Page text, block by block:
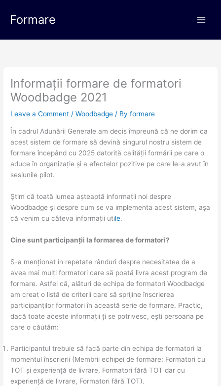
contentFormare
Informații formare de formatori
Woodbadge 2021
Leave a Comment /Woodbadge / Byformare
În cadrul Adunării Generale am decis împreună că ne dorim ca
acest sistem de formare să devină singurul nostru sistem de
formare începând cu 2025 datorită calității formării pe care o
aduce în organizație și a efectelor pozitive pe care le-a avut în
sesiunile pilot.
Știm că toată lumea așteaptă informații noi despre
Woodbadge și despre cum se va implementa acest sistem, așa
că venim cu câteva informații utile.
Cine sunt participanții la formarea de formatori?
S-a menționat în repetate rânduri despre necesitatea de a
avea mai mulți formatori care să poată livra acest program de
formare. Astfel că, alături de echipa de formatori Woodbadge
am creat o listă de criterii care să sprijine înscrierea
participanților formatori în această serie de formare. Practic,
dacă toate aceste informații ți se potrivesc, ești persoana pe
care o căutăm:
Participantul trebuie să facă parte din echipa de formatori la
momentul înscrierii (Membrii echipei de formare: Formatori cu
TOT și experiență de livrare, Formatori fără TOT dar cu
experiență de livrare, Formatori fără TOT).